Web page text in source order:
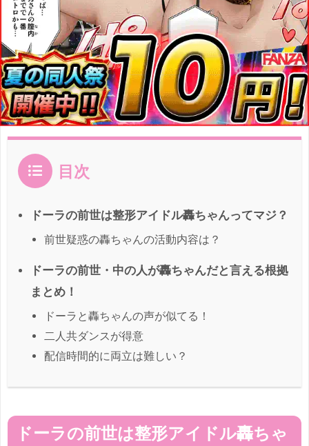
目次
ドーラの前世は整形アイドル轟ちゃんってマジ？
前世疑惑の轟ちゃんの活動内容は？
ドーラの前世・中の人が轟ちゃんだと言える根拠
まとめ！
ドーラと轟ちゃんの声が似てる！
二人共ダンスが得意
配信時間的に両立は難しい？
ドーラの前世は整形アイドル轟ちゃ